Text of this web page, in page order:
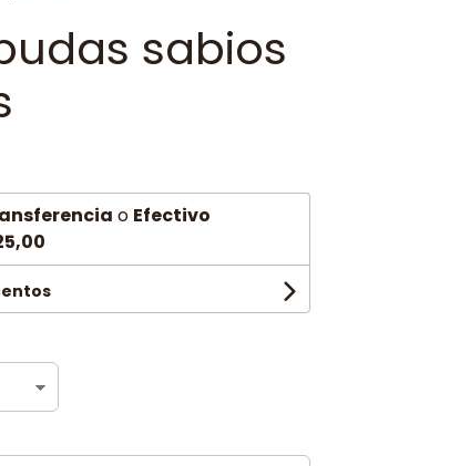
sabios
o Efectivo